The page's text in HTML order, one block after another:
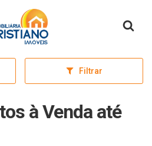
inicial
Filtrar
à Venda até